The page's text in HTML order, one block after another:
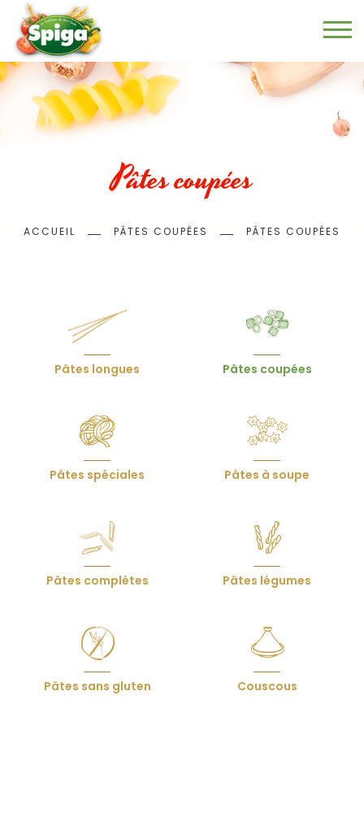
Aller
au
contenu
principal
Pâtes coupées
Fil
ACCUEIL PÂTES COUPÉES PÂTES COUPÉES
Menu
page
produits
Pâtes longues Pâtes coupées
Pâtes spéciales Pâtes à soupe
Pâtes complètes Pâtes légumes
Pâtes sans gluten Couscous